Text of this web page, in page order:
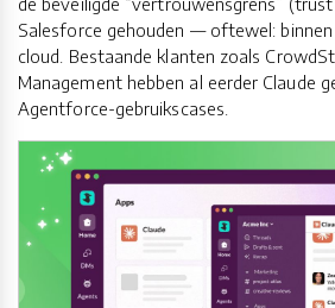
Salesforce gehouden — oftewel:
cloud. Bestaande klanten zoals
Management hebben al eerder Claude
Agentforce-gebruikscases.